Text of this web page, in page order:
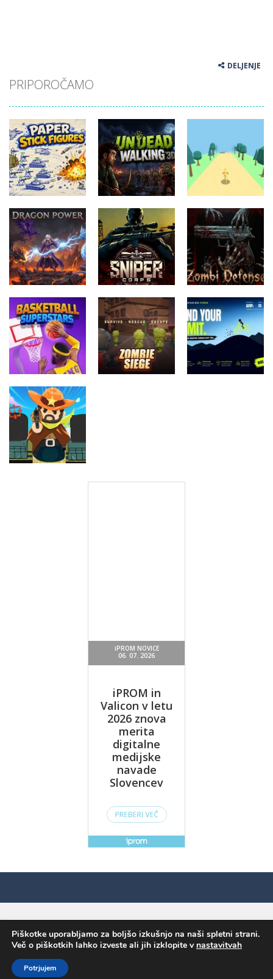
DELJENJE
PRIPOROČAMO
Akcijske igre
Paper Stick
Figures
Akcijske igre
Undead
Walking 3D
Akcijske igre
forest dash
Akcijske igre
Dragon Power
Akcijske igre
Sniper Corps
Akcijske igre
Zombi
Defense
Akcijske igre
Basketball
Superstars
Piškotke uporabljamo za boljšo izkušnjo na naši spletni strani.
Več o piškotkih lahko izveste ali jih izklopite v nastavitvah
Potrjujem